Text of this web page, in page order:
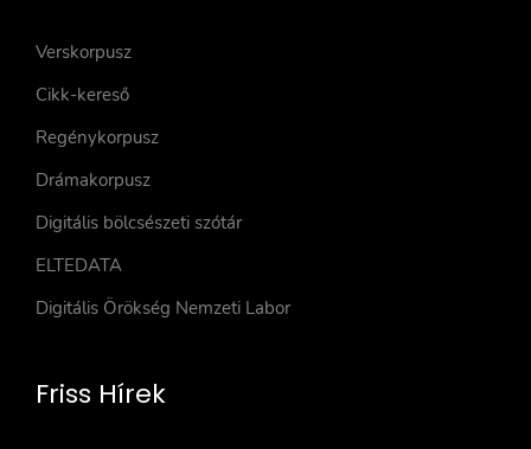
Verskorpusz
Cikk-kereső
Regénykorpusz
Drámakorpusz
Digitális bölcsészeti szótár
ELTEDATA
Digitális Örökség Nemzeti Labor
Friss Hírek